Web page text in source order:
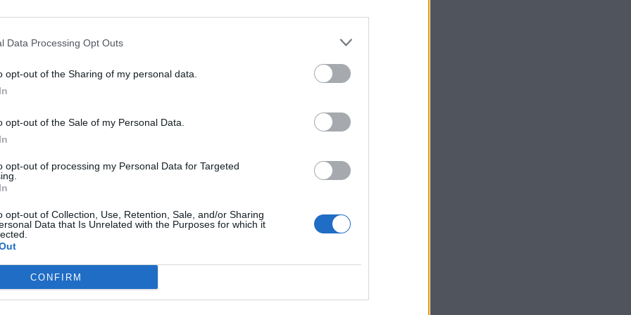
Data Processing Opt Outs
opt-out of the Sharing of my personal data.
opt-out of the Sale of my Personal Data.
opt-out of processing my Personal Data for Targeted
opt-out of Collection, Use, Retention, Sale, and/or Sharing
Data that Is Unrelated with the Purposes for which it
CONFIRM
legend, ze względu na to, jakiego rodzaju
popularnych należą:
w średniowieczu, mające na celu podkreślenie
np.
dokonania postaci wyróżniających się pod
d’Arc lub
danego miejsca, poprzez opis cudownych lub
o powstaniu Krakowa, Gniezna czy Warszawy;
jakiegoś utartego w społeczeństwie wzorca
Nocy Kupały;
okoliczności powstania danego narodu lub rasy;
związane z konkretnym miejscem, najczęściej
z pogranicza prawdopodobieństwa, a ich celem